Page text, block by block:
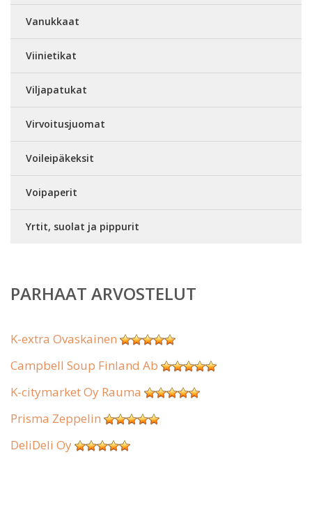
Vanukkaat
Viinietikat
Viljapatukat
Virvoitusjuomat
Voileipäkeksit
Voipaperit
Yrtit, suolat ja pippurit
PARHAAT ARVOSTELUT
K-extra Ovaskainen
Campbell Soup Finland Ab
K-citymarket Oy Rauma
Prisma Zeppelin
DeliDeli Oy